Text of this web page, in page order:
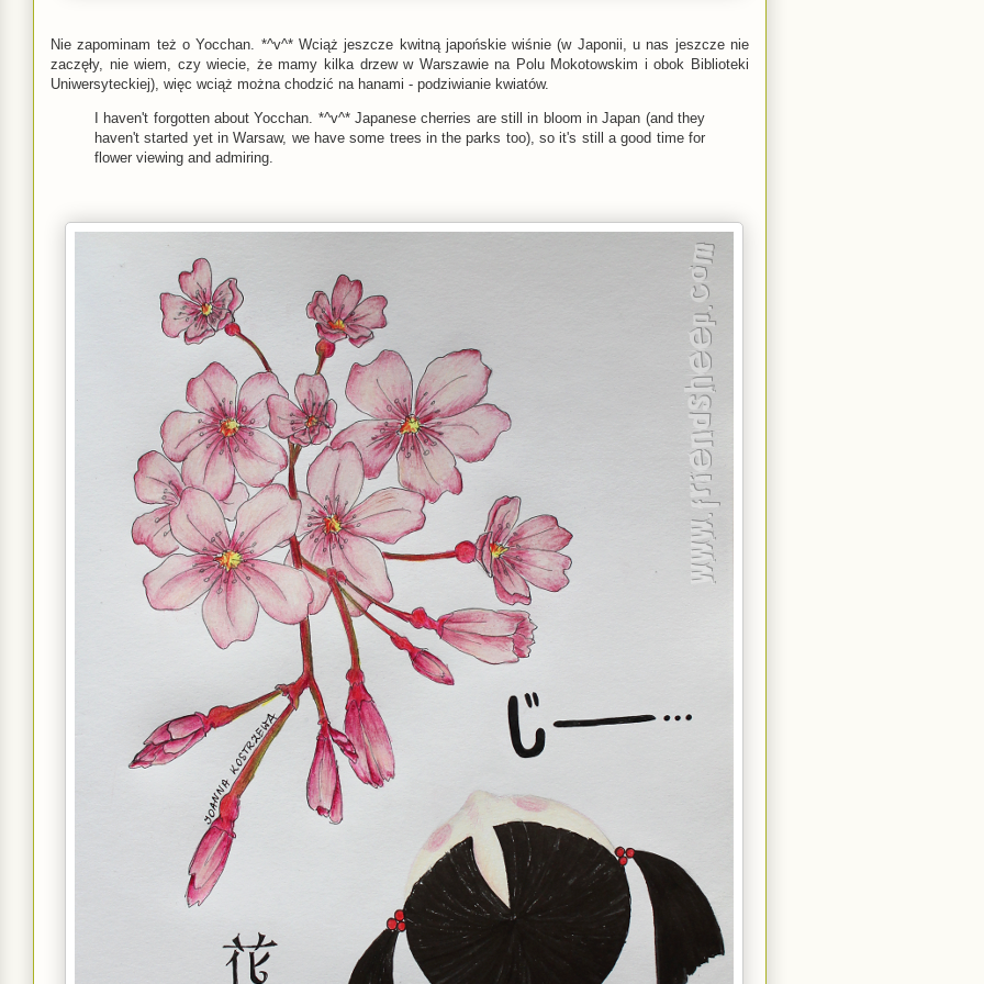
Nie zapominam też o Yocchan. *^v^* Wciąż jeszcze kwitną japońskie wiśnie (w Japonii, u nas jeszcze nie
zaczęły, nie wiem, czy wiecie, że mamy kilka drzew w Warszawie na Polu Mokotowskim i obok Biblioteki
Uniwersyteckiej), więc wciąż można chodzić na hanami - podziwianie kwiatów.
I haven't forgotten about Yocchan. *^v^* Japanese cherries are still in bloom in Japan (and they
haven't started yet in Warsaw, we have some trees in the parks too), so it's still a good time for
flower viewing and admiring.